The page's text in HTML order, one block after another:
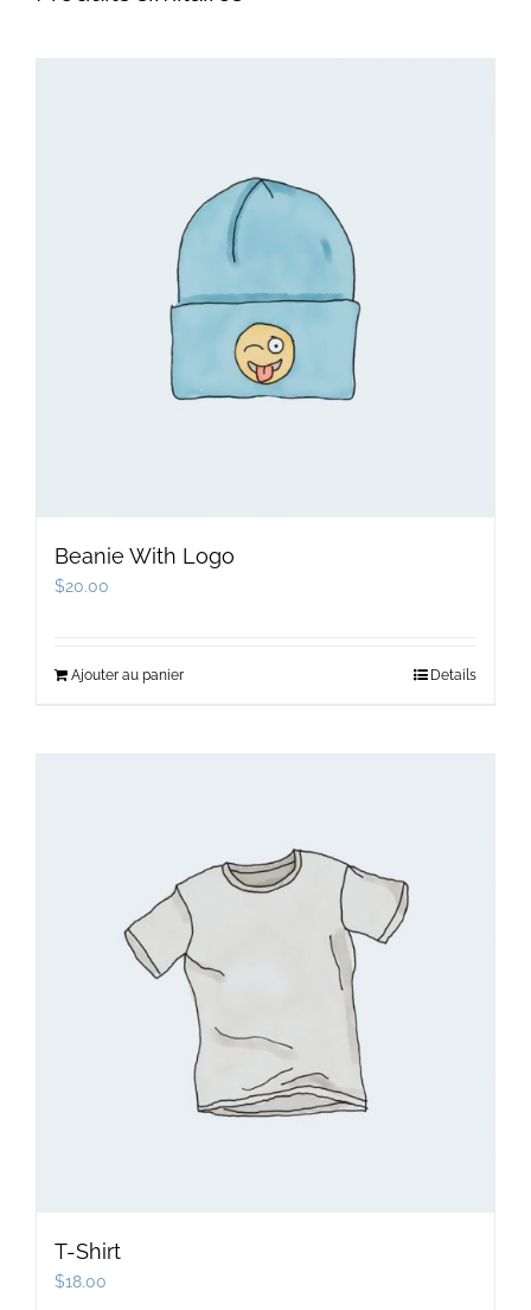
Beanie With Logo
$20.00
Ajouter au panier Details
T-Shirt
$18.00